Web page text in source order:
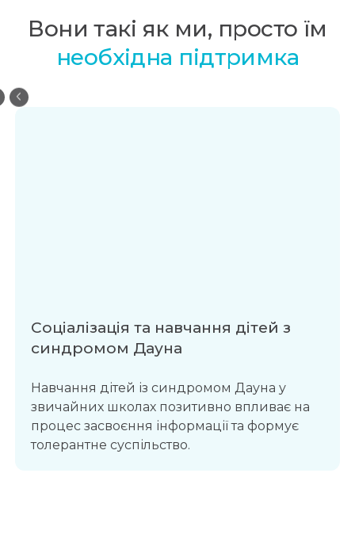
Вони такі як ми, просто їм
необхідна підтримка
Соціалізація та навчання дітей з
синдромом Дауна
Навчання дітей із синдромом Дауна у
звичайних школах позитивно впливає на
процес засвоєння інформації та формує
толерантне суспільство.